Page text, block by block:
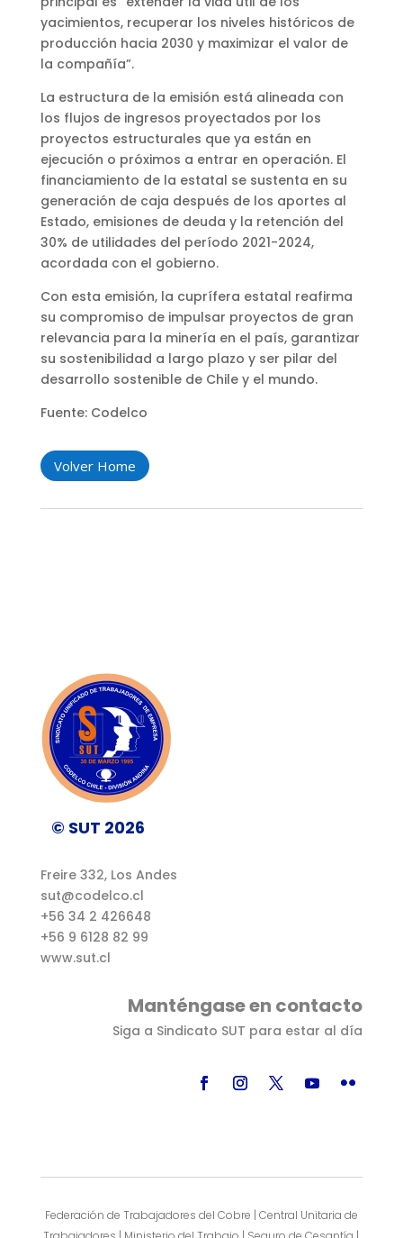
yacimientos, recuperar los niveles históricos de
producción hacia 2030 y maximizar el valor de
la compañía”.
La estructura de la emisión está alineada con
los flujos de ingresos proyectados por los
proyectos estructurales que ya están en
ejecución o próximos a entrar en operación. El
financiamiento de la estatal se sustenta en su
generación de caja después de los aportes al
Estado, emisiones de deuda y la retención del
30% de utilidades del período 2021-2024,
acordada con el gobierno.
Con esta emisión, la cuprífera estatal reafirma
su compromiso de impulsar proyectos de gran
relevancia para la minería en el país, garantizar
su sostenibilidad a largo plazo y ser pilar del
desarrollo sostenible de Chile y el mundo.
Fuente: Codelco
Volver Home
© SUT 2026
Freire 332, Los Andes
sut@codelco.cl
+56 34 2 426648
+56 9 6128 82 99
www.sut.cl
Manténgase en contacto
Siga a Sindicato SUT para estar al día
Federación de Trabajadores del Cobre | Central Unitaria de